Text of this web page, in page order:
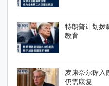
特朗普计划拨
教育
麦康奈尔称入
仍需康复